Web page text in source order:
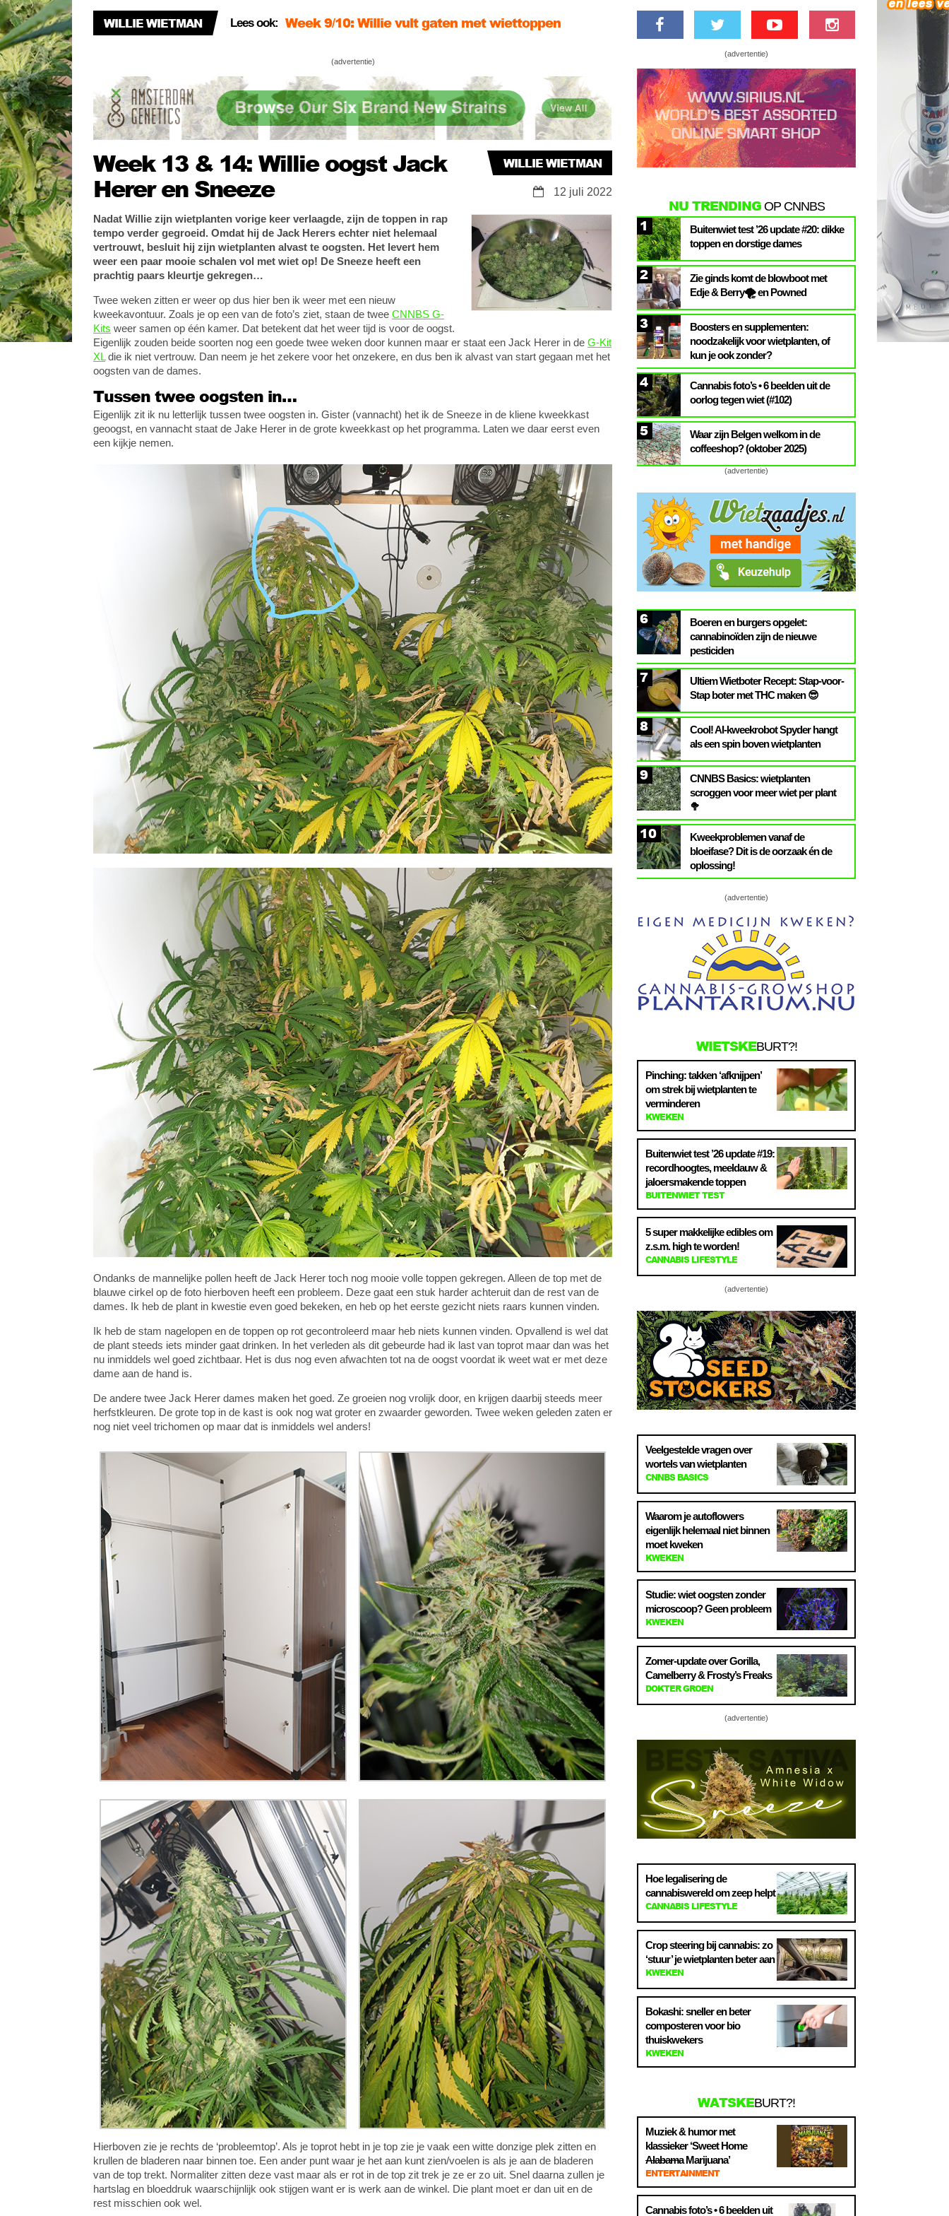
WILLIE WIETMAN Lees ook: Willie WietMAN maakt zijn naam waar…
Sneeze & Jack Herer ontbladeren met Willie
Wietman
(advertentie)
Week 13 & 14: Willie oogst Jack
Herer en Sneeze
WILLIE WIETMAN
12 juli 2022
Nadat Willie zijn wietplanten vorige keer verlaagde, zijn de toppen in rap
tempo verder gegroeid. Omdat hij de Jack Herers echter niet helemaal
vertrouwt, besluit hij zijn wietplanten alvast te oogsten. Het levert hem
weer een paar mooie schalen vol met wiet op! De Sneeze heeft een
prachtig paars kleurtje gekregen…
Twee weken zitten er weer op dus hier ben ik weer met een nieuw
kweekavontuur. Zoals je op een van de foto’s ziet, staan de twee CNNBS G-
Kits weer samen op één kamer. Dat betekent dat het weer tijd is voor de oogst.
Eigenlijk zouden beide soorten nog een goede twee weken door kunnen maar er staat een Jack Herer in de G-Kit
XLdie ik niet vertrouw. Dan neem je het zekere voor het onzekere, en dus ben ik alvast van start gegaan met het
oogsten van de dames.
Tussen twee oogsten in…
Eigenlijk zit ik nu letterlijk tussen twee oogsten in. Gister (vannacht) het ik de Sneeze in de kliene kweekkast
geoogst, en vannacht staat de Jake Herer in de grote kweekkast op het programma. Laten we daar eerst even
een kijkje nemen.
Ondanks de mannelijke pollen heeft de Jack Herer toch nog mooie volle toppen gekregen. Alleen de top met de
blauwe cirkel op de foto hierboven heeft een probleem. Deze gaat een stuk harder achteruit dan de rest van de
dames. Ik heb de plant in kwestie even goed bekeken, en heb op het eerste gezicht niets raars kunnen vinden.
Ik heb de stam nagelopen en de toppen op rot gecontroleerd maar heb niets kunnen vinden. Opvallend is wel dat
de plant steeds iets minder gaat drinken. In het verleden als dit gebeurde had ik last van toprot maar dan was het
nu inmiddels wel goed zichtbaar. Het is dus nog even afwachten tot na de oogst voordat ik weet wat er met deze
dame aan de hand is.
De andere twee Jack Herer dames maken het goed. Ze groeien nog vrolijk door, en krijgen daarbij steeds meer
herfstkleuren. De grote top in de kast is ook nog wat groter en zwaarder geworden. Twee weken geleden zaten er
nog niet veel trichomen op maar dat is inmiddels wel anders!
Hierboven zie je rechts de ‘probleemtop’. Als je toprot hebt in je top zie je vaak een witte donzige plek zitten en
krullen de bladeren naar binnen toe. Een ander punt waar je het aan kunt zien/voelen is als je aan de bladeren
van de top trekt. Normaliter zitten deze vast maar als er rot in de top zit trek je ze er zo uit. Snel daarna zullen je
hartslag en bloeddruk waarschijnlijk ook stijgen want er is werk aan de winkel. Die plant moet er dan uit en de
rest misschien ook wel.
(advertentie)
NU TRENDINGOP CNNBS
1
Buitenwiet test ’26 update #20: dikke
toppen en dorstige dames
2
Zie ginds komt de blowboot met
Edje & Berry🌪️ en Powned
3
Boosters en supplementen:
noodzakelijk voor wietplanten, of
kun je ook zonder?
4
Cannabis foto’s • 6 beelden uit de
oorlog tegen wiet (#102)
5
Waar zijn Belgen welkom in de
coffeeshop? (oktober 2025)
(advertentie)
6
Boeren en burgers opgelet:
cannabinoïden zijn de nieuwe
pesticiden
7
Ultiem Wietboter Recept: Stap-voor-
Stap boter met THC maken 😎
8
Cool! AI-kweekrobot Spyder hangt
als een spin boven wietplanten
9
CNNBS Basics: wietplanten
scroggen voor meer wiet per plant
🥦
10
Kweekproblemen vanaf de
bloeifase? Dit is de oorzaak én de
oplossing!
(advertentie)
WIETSKEBURT?!
Pinching: takken ‘afknijpen’
om strek bij wietplanten te
verminderen
KWEKEN
Buitenwiet test ’26 update #19:
recordhoogtes, meeldauw &
jaloersmakende toppen
BUITENWIET TEST
5 super makkelijke edibles om
z.s.m. high te worden!
CANNABIS LIFESTYLE
(advertentie)
Veelgestelde vragen over
wortels van wietplanten
CNNBS BASICS
Waarom je autoflowers
eigenlijk helemaal niet binnen
moet kweken
KWEKEN
Studie: wiet oogsten zonder
microscoop? Geen probleem
KWEKEN
Zomer-update over Gorilla,
Camelberry & Frosty’s Freaks
DOKTER GROEN
(advertentie)
Hoe legalisering de
cannabiswereld om zeep helpt
CANNABIS LIFESTYLE
Crop steering bij cannabis: zo
‘stuur’ je wietplanten beter aan
KWEKEN
Bokashi: sneller en beter
composteren voor bio
thuiskwekers
KWEKEN
WATSKEBURT?!
Muziek & humor met
klassieker ‘Sweet Home
AlabamaMarijuana’
ENTERTAINMENT
Cannabis foto’s • 6 beelden uit